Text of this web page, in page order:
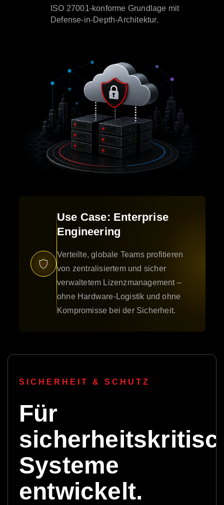
ISO 27001-konforme Grundlage mit
Defense-in-Depth-Architektur.
Use Case: Enterprise
Engineering
Verteilte, globale Teams profitieren
von zentralisiertem und sicher
verwaltetem Lizenzmanagement –
ohne Hardware-Logistik und ohne
Kompromisse bei der Sicherheit.
SICHERHEIT & SCHUTZ
Für
Systeme
entwickelt.